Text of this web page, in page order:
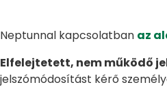
Neptunnal kapcsolatban az
Elfelejtetett, nem működő
jelszómódosítást kérő